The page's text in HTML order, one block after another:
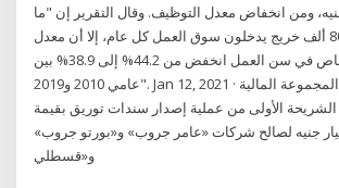
مليار جنيه، ومن انخفاض معدل التوظيف. وقال التقرير إن "ما
يقدر بنحو 800 ألف خريج يدخلون سوق العمل كل عام، إلا أن معدل
التوظيف بين الأشخاص في سن العمل انخفض من 44.2% إلى 38.9% بين
عامي 2010 و2019". Jan 12, 2021 · أعلنت اليوم المجموعة المالية
الأولى من عملية إصدار سندات توريق بقيمة
6.5 مليار جنيه لصالح شركات «عامر جروب» و«بورتو جروب»
و«قسطلي